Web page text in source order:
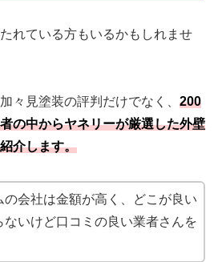
れている方もいるかもしれませ
々見塗装の評判だけでなく、 200
の中からヤネリーが厳選した外壁
介します。
の会社は金額が高く、どこが良い
ないけど口コミの良い業者さんを